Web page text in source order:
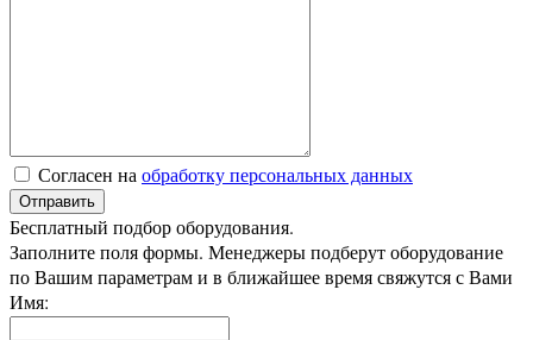
Согласен на обработку персональных данных
Отправить
Бесплатный подбор оборудования.
Заполните поля формы. Менеджеры подберут оборудование
по Вашим параметрам и в ближайшее время свяжутся с Вами
Имя: